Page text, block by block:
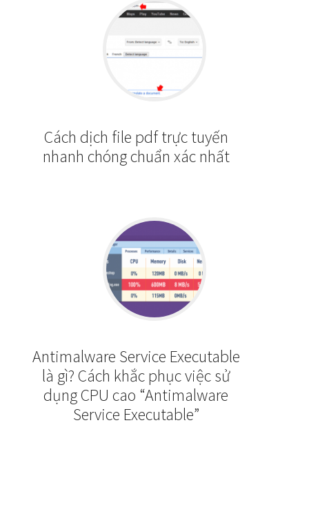
Cách dịch file pdf trực tuyến
nhanh chóng chuẩn xác nhất
Antimalware Service Executable
là gì? Cách khắc phục việc sử
dụng CPU cao “Antimalware
Service Executable”